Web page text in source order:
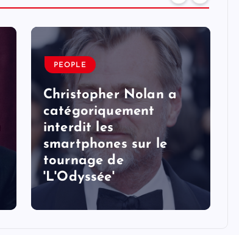
PEOPLE
Christopher Nolan a
catégoriquement
interdit les
smartphones sur le
tournage de
'L'Odyssée'